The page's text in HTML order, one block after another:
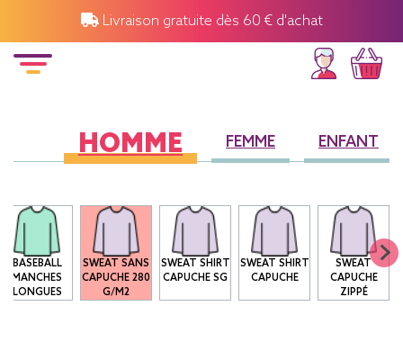
Livraison gratuite dès 60 € d'achat
HOMME FEMME ENFANT
BASEBALL
MANCHES
LONGUES
SWEAT SANS
CAPUCHE 280
G/M2
SWEAT SHIRT
CAPUCHE SG
SWEAT SHIRT
CAPUCHE
SWEAT
CAPUCHE
ZIPPÉ